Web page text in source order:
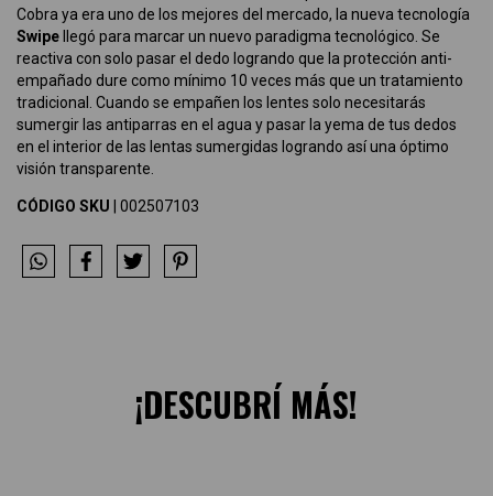
Cobra ya era uno de los mejores del mercado, la nueva tecnología
Swipe llegó para marcar un nuevo paradigma tecnológico. Se
reactiva con solo pasar el dedo logrando que la protección anti-
empañado dure como mínimo 10 veces más que un tratamiento
tradicional. Cuando se empañen los lentes solo necesitarás
sumergir las antiparras en el agua y pasar la yema de tus dedos
en el interior de las lentas sumergidas logrando así una óptimo
visión transparente.
CÓDIGO SKU | 002507103
¡DESCUBRÍ MÁS!